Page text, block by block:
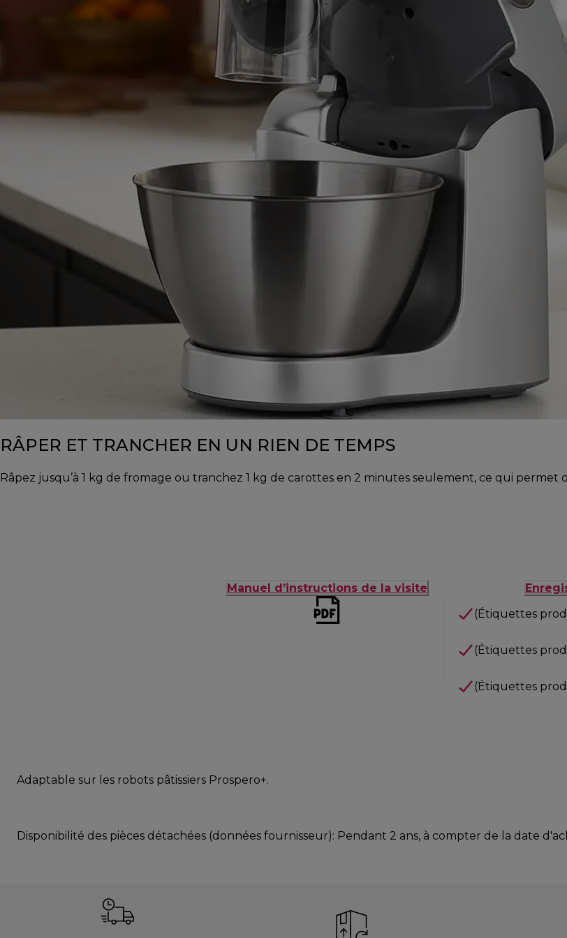
RÂPER ET TRANCHER EN UN RIEN DE TEMPS
Râpez jusqu’à 1 kg de fromage ou tranchez 1 kg de carottes en 2 minutes seulement, ce qui
Manuel d’instructions de la visite
(Étiquettes
(Étiquettes
(Étiquettes
Adaptable sur les robots pâtissiers Prospero+.
Disponibilité des pièces détachées (données fournisseur): Pendant 2 ans, à compter de la date